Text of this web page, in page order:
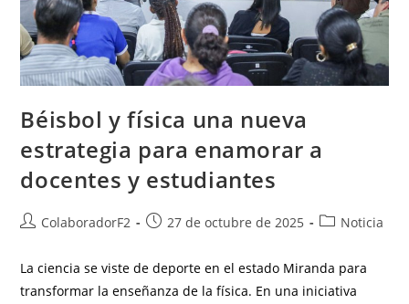
Béisbol y física una nueva
estrategia para enamorar a
docentes y estudiantes
ColaboradorF2 27 de octubre de 2025 Noticia
La ciencia se viste de deporte en el estado Miranda para
transformar la enseñanza de la física. En una iniciativa